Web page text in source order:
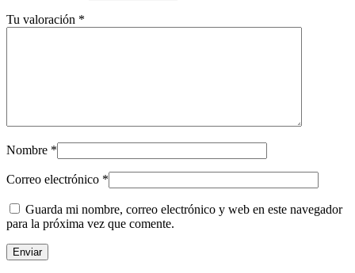
Tu valoración *
Nombre *
Correo electrónico *
Guarda mi nombre, correo electrónico y web en este navegador
para la próxima vez que comente.